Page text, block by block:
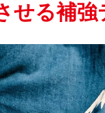
せる補強